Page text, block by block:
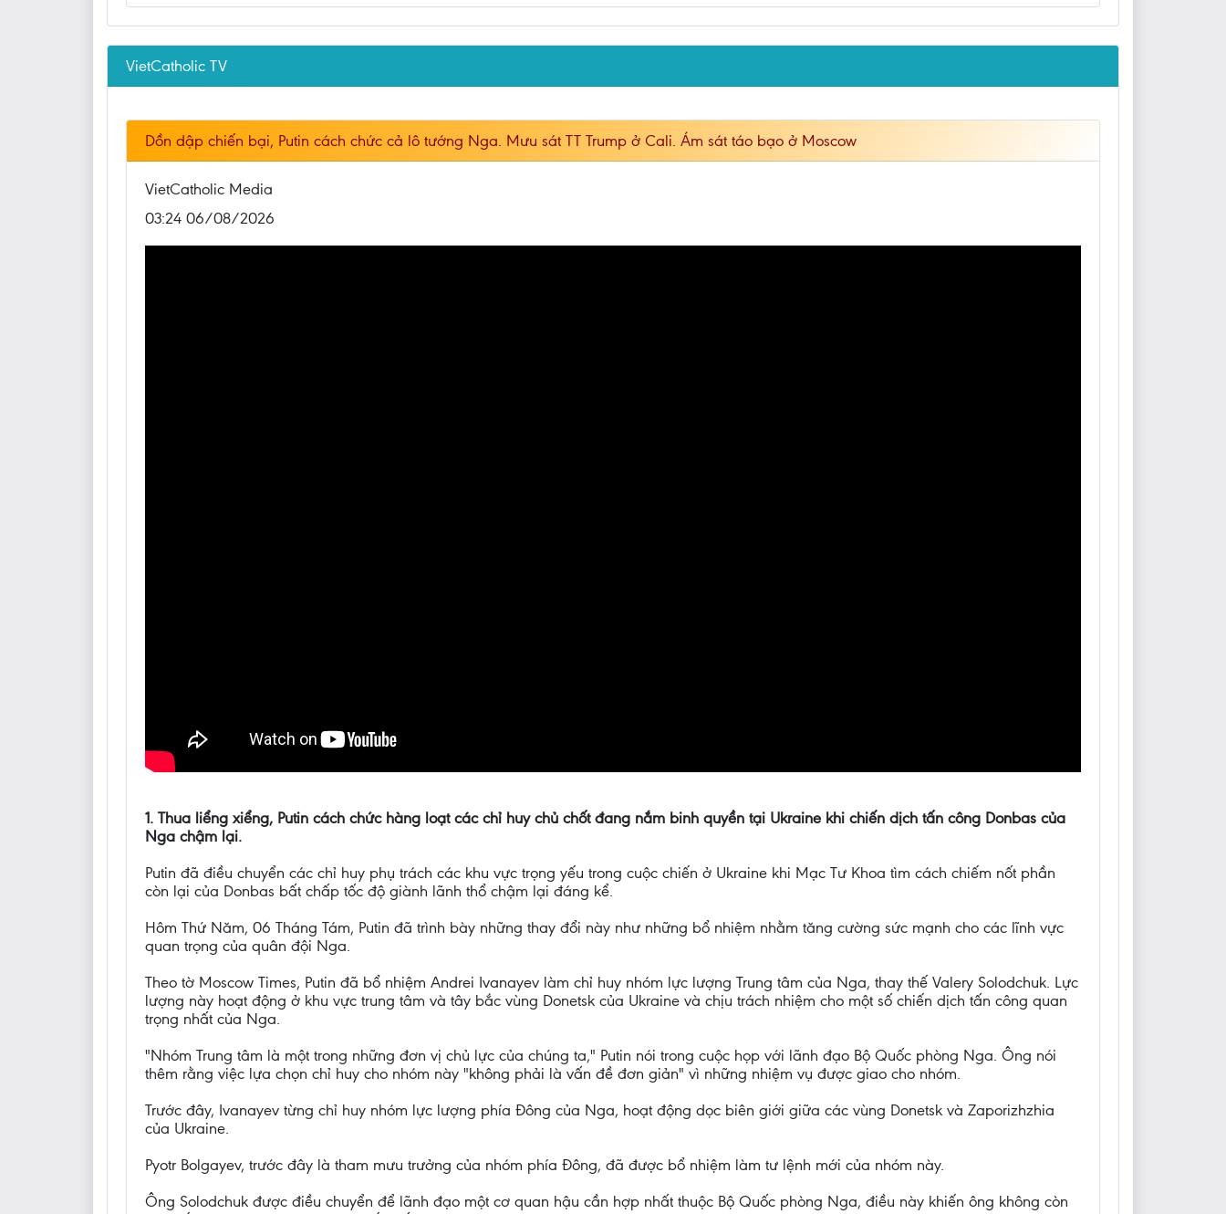
VietCatholic TV
Dồn dập chiến bại, Putin cách chức cả lô tướng Nga. Mưu sát TT Trump ở Cali. Ám sát táo bạo ở Moscow
VietCatholic Media
03:24 06/08/2026
1. Thua liểng xiểng, Putin cách chức hàng loạt các chỉ huy chủ chốt đang nắm binh quyền tại Ukraine khi chiến dịch tấn công Donbas của
Nga chậm lại.
Putin đã điều chuyển các chỉ huy phụ trách các khu vực trọng yếu trong cuộc chiến ở Ukraine khi Mạc Tư Khoa tìm cách chiếm nốt phần
còn lại của Donbas bất chấp tốc độ giành lãnh thổ chậm lại đáng kể.
Hôm Thứ Năm, 06 Tháng Tám, Putin đã trình bày những thay đổi này như những bổ nhiệm nhằm tăng cường sức mạnh cho các lĩnh vực
quan trọng của quân đội Nga.
Theo tờ Moscow Times, Putin đã bổ nhiệm Andrei Ivanayev làm chỉ huy nhóm lực lượng Trung tâm của Nga, thay thế Valery Solodchuk. Lực
lượng này hoạt động ở khu vực trung tâm và tây bắc vùng Donetsk của Ukraine và chịu trách nhiệm cho một số chiến dịch tấn công quan
trọng nhất của Nga.
"Nhóm Trung tâm là một trong những đơn vị chủ lực của chúng ta," Putin nói trong cuộc họp với lãnh đạo Bộ Quốc phòng Nga. Ông nói
thêm rằng việc lựa chọn chỉ huy cho nhóm này "không phải là vấn đề đơn giản" vì những nhiệm vụ được giao cho nhóm.
Trước đây, Ivanayev từng chỉ huy nhóm lực lượng phía Đông của Nga, hoạt động dọc biên giới giữa các vùng Donetsk và Zaporizhzhia
của Ukraine.
Pyotr Bolgayev, trước đây là tham mưu trưởng của nhóm phía Đông, đã được bổ nhiệm làm tư lệnh mới của nhóm này.
Ông Solodchuk được điều chuyển để lãnh đạo một cơ quan hậu cần hợp nhất thuộc Bộ Quốc phòng Nga, điều này khiến ông không còn